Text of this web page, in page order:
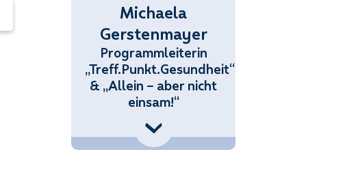
Michaela
Gerstenmayer
Programmleiterin
„Treff.Punkt.Gesundheit“
& „Allein – aber nicht
einsam!“
Michaela.Gerstenmayer@noetutgut.at